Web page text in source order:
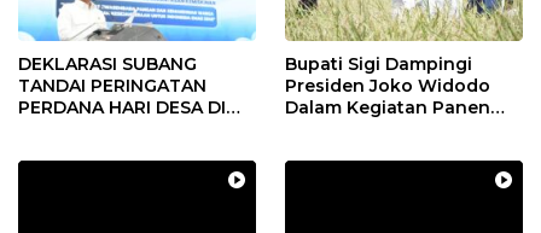
DEKLARASI SUBANG
TANDAI PERINGATAN
PERDANA HARI DESA DI
Bupati Sigi Dampingi
Presiden Joko Widodo
Dalam Kegiatan Panen